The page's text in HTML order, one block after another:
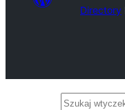
Directory
Szukaj